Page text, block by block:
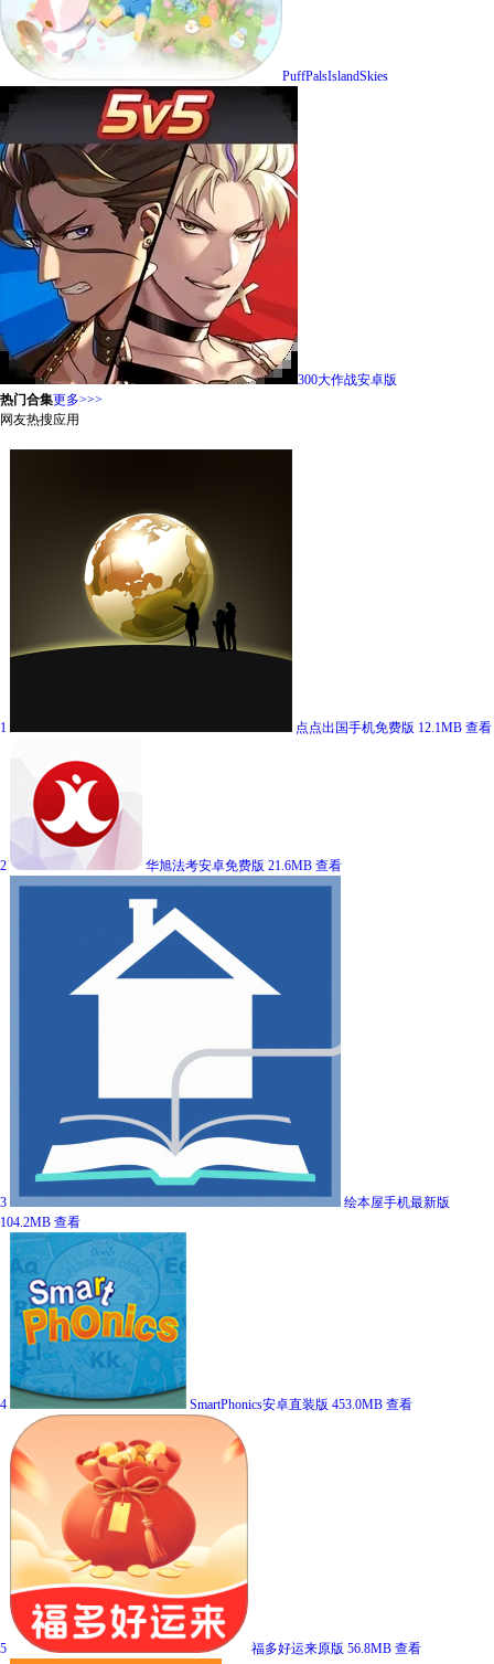
PuffPalsIslandSkies
300大作战安卓版
热门合集更多>>>
网友热搜应用
1 点点出国手机免费版 12.1MB 查看
2 华旭法考安卓免费版 21.6MB 查看
3
绘本屋手机最新版
104.2MB 查看
4 SmartPhonics安卓直装版 453.0MB 查看
5 福多好运来原版 56.8MB 查看